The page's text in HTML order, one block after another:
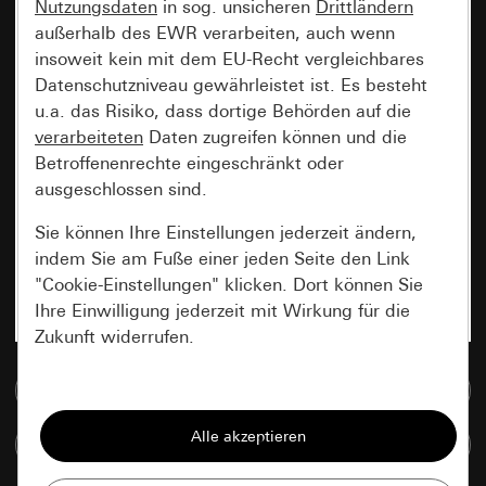
Artikel vergleichen
Nutzungsdaten in sog. unsicheren Drittländern
außerhalb des EWR verarbeiten, auch wenn
insoweit kein mit dem EU-Recht vergleichbares
Datenschutzniveau gewährleistet ist. Es besteht
u.a. das Risiko, dass dortige Behörden auf die
verarbeiteten Daten zugreifen können und die
Betroffenenrechte eingeschränkt oder
ausgeschlossen sind.
Sie können Ihre Einstellungen jederzeit ändern,
indem Sie am Fuße einer jeden Seite den Link
"Cookie-Einstellungen" klicken. Dort können Sie
Ihre Einwilligung jederzeit mit Wirkung für die
Zukunft widerrufen.
Alle Cookies, die wir benötigen um Ihnen die
Seite anzeigen zu können.